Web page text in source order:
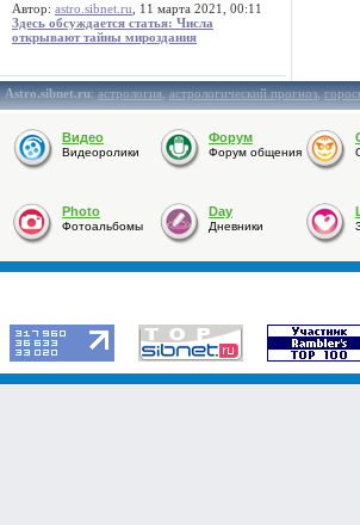
Автор: astro.sibnet.ru , 11 марта 2021, 00:11
Здесь обсуждается статья: Числа
открывают тайны мироздания
Astro.sibnet.ru:астрология,астрологический прогноз,
Видео
Видеоролики
Форум
Форум общения
Photo
Фотоальбомы
Day
Дневники